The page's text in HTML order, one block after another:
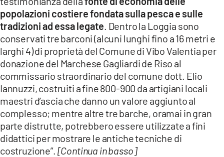
popolazioni costiere fondata sulla pesca e sulle
tradizioni ad essa legate . Dentro la Loggia sono
conservati tre barconi (alcuni lunghi fino a 16 metri e
larghi 4) di proprietà del Comune di Vibo Valentia per
donazione del Marchese Gagliardi de Riso al
commissario straordinario del comune dott. Elio
Iannuzzi, costruiti a fine 800-900 da artigiani locali
maestri d’ascia che danno un valore aggiunto al
complesso; mentre altre tre barche, oramai in gran
parte distrutte, potrebbero essere utilizzate a fini
didattici per mostrare le antiche tecniche di
costruzione”. [Continua in basso]